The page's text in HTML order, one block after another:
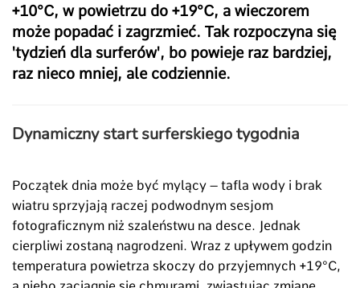
+10°C, w powietrzu do +19°C, a wieczorem
może popadać i zagrzmieć. Tak rozpoczyna się
'tydzień dla surferów', bo powieje raz bardziej,
raz nieco mniej, ale codziennie.
Dynamiczny start surferskiego tygodnia
Początek dnia może być mylący – tafla wody i brak
wiatru sprzyjają raczej podwodnym sesjom
fotograficznym niż szaleństwu na desce. Jednak
cierpliwi zostaną nagrodzeni. Wraz z upływem godzin
temperatura powietrza skoczy do przyjemnych +19°C,